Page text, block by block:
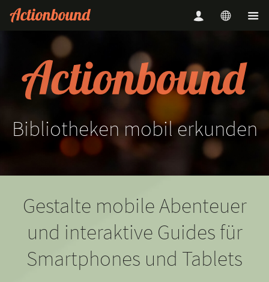
Bibliotheken mobilerkunden
Gestalte mobile Abenteuer
und interaktive Guides für
Smartphones und Tablets